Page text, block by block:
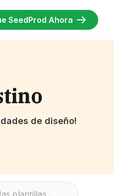
SeedProd Ahora
de diseño!